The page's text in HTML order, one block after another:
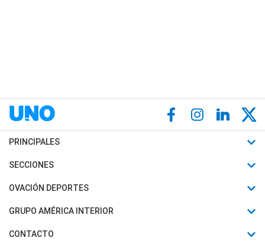
PRINCIPALES
Últimas Noticias
Política
Judiciales
SECCIONES
Horóscopo
Motores
OVACIÓN DEPORTES
Fútbol
Mundial
GRUPO AMÉRICA INTERIOR
Canal 7 en Vivo
CONTACTO